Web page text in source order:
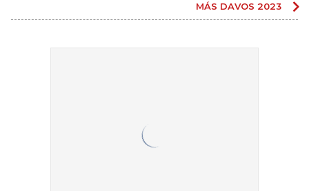
MÁS DAVOS 2023